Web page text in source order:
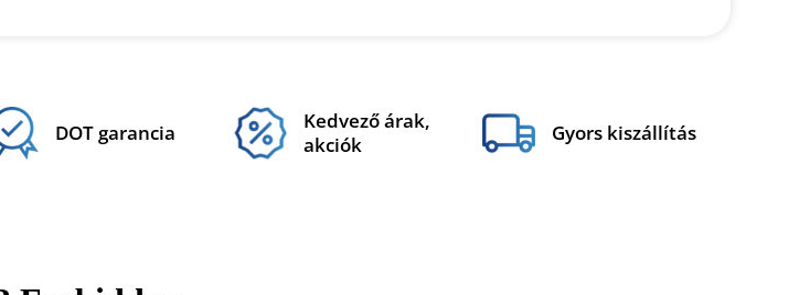
DOT garancia
Kedvező árak,
akciók
Gyors kiszállítás